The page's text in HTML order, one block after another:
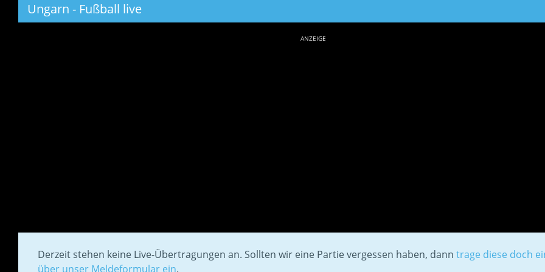
Ungarn - Fußball live
ANZEIGE
Derzeit stehen keine Live-Übertragungen an. Sollten wir eine Partie vergessen haben, dann trage diese doch
über unser Meldeformular ein.